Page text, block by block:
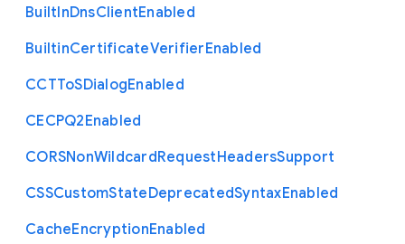
BuiltInDnsClientEnabled
BuiltinCertificateVerifierEnabled
CCTToSDialogEnabled
CECPQ2Enabled
CORSNonWildcardRequestHeadersSupport
CSSCustomStateDeprecatedSyntaxEnabled
CacheEncryptionEnabled